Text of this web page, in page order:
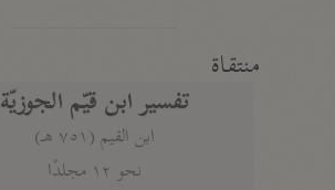
منتقاة
تفسير ابن قيّم الجوزيّة
ابن القيم (٧٥١ هـ)
نحو ١٢ مجلدًا